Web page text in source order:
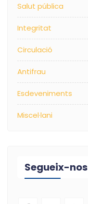
Salut pública
Integritat
Circulació
Antifrau
Esdeveniments
Miscel·lani
Segueix-nos